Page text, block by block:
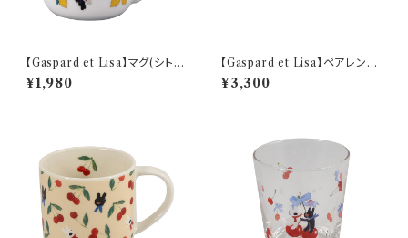
【Gaspard et Lisa】マグ(シトロ
ン)【LG170】 LG173-11
¥1,980
【Gaspard et Lisa】ペアレンジ
セット【LG170】 LG170-82-2
¥3,300